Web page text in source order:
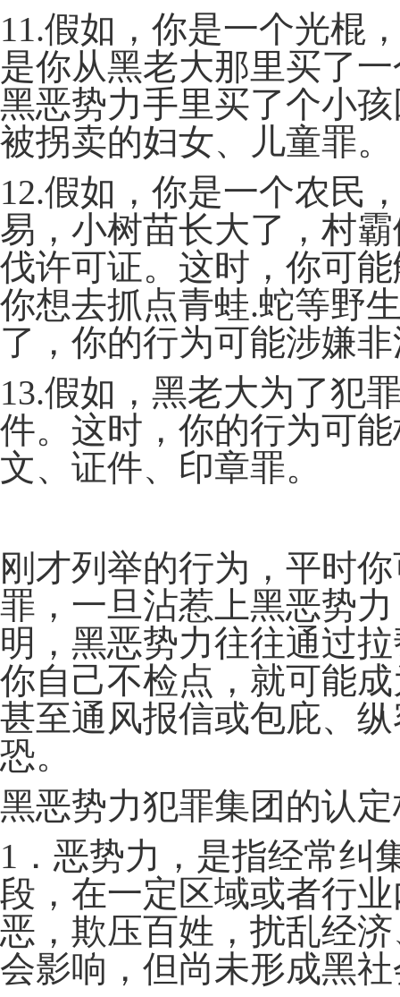
11.假如，你是一个光棍
是你从黑老大那里买了
黑恶势力手里买了个小
被拐卖的妇女、儿童罪。
12.假如，你是一个农民
易，小树苗长大了，村
伐许可证。这时，你可
你想去抓点青蛙.蛇等野
了，你的行为可能涉嫌
13.假如，黑老大为了犯
件。这时，你的行为可
文、证件、印章罪。
刚才列举的行为，平时
罪，一旦沾惹上黑恶势
明，黑恶势力往往通过
你自己不检点，就可能
甚至通风报信或包庇、
恐。
黑恶势力犯罪集团的认
1．恶势力，是指经常纠
段，在一定区域或者行
恶，欺压百姓，扰乱经
会影响，但尚未形成黑